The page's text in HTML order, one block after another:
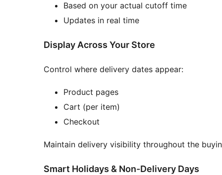
Based on your actual cutoff time
Updates in real time
Display Across Your Store
Control where delivery dates appear:
Product pages
Cart (per item)
Checkout
Maintain delivery visibility throughout the
Smart Holidays & Non-Delivery Days